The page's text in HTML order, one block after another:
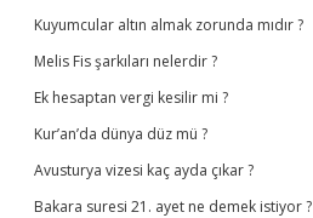
Kuyumcular altın almak zorunda mıdır ?
Melis Fis şarkıları nelerdir ?
Ek hesaptan vergi kesilir mi ?
Kur’an’da dünya düz mü ?
Avusturya vizesi kaç ayda çıkar ?
Bakara suresi 21. ayet ne demek istiyor ?